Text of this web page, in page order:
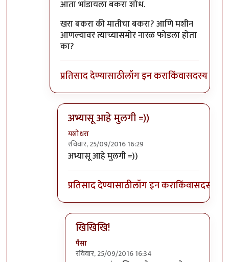
In reply toखिखिखि!byपैसा
आता भांडायला बकरा शोध.
खरा बकरा की मातीचा बकरा? आणि मशीन
आणल्यावर त्याच्यासमोर नारळ फोडला होता
का?
प्रतिसाद देण्यासाठीलॉग इन कराकिंवासदस्य व्हा
अभ्यासू आहे मुलगी =))
यशोधरा
रविवार, 25/09/2016 16:29
In reply toआता भांडायला बकरा शोध.
अभ्यासू आहे मुलगी =))
प्रतिसाद देण्यासाठीलॉग इन कराकिंवासदस्य व्हा
खिखिखि!
पैसा
रविवार, 25/09/2016 16:34